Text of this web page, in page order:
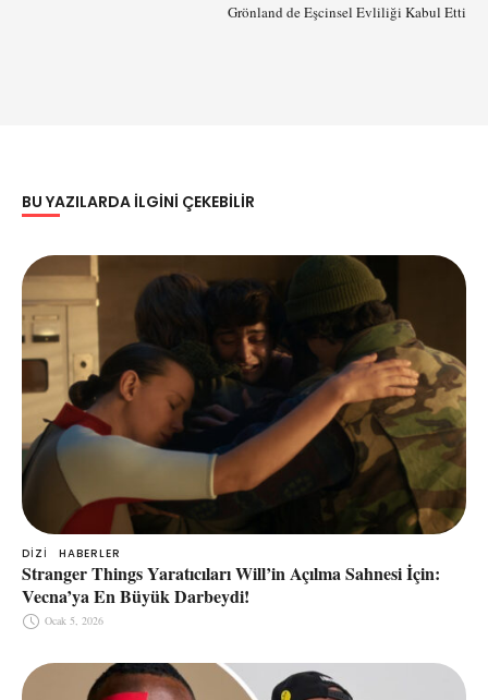
Grönland de Eşcinsel Evliliği Kabul Etti
BU YAZILARDA ILGINI ÇEKEBILIR
DIZI HABERLER
Stranger Things Yaratıcıları Will’in Açılma Sahnesi İçin:
Vecna’ya En Büyük Darbeydi!
Ocak 5, 2026